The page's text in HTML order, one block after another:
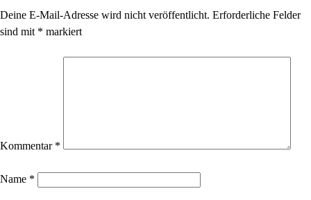
Deine E-Mail-Adresse wird nicht veröffentlicht. Erforderliche Felder
sind mit * markiert
Kommentar *
Name *